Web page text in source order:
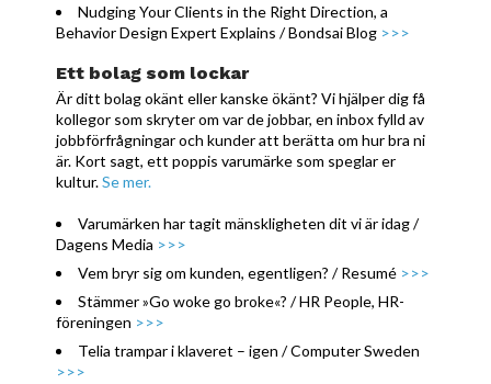
Nudging Your Clients in the Right Direction, a
Behavior Design Expert Explains / Bondsai Blog >>>
Ett bolag som lockar
Är ditt bolag okänt eller kanske ökänt? Vi hjälper dig få
kollegor som skryter om var de jobbar, en inbox fylld av
jobbförfrågningar och kunder att berätta om hur bra ni
är. Kort sagt, ett poppis varumärke som speglar er
kultur.Se mer.
Varumärken har tagit mänskligheten dit vi är idag /
Dagens Media >>>
Vem bryr sig om kunden, egentligen? / Resumé >>>
Stämmer »Go woke go broke«? / HR People, HR-
föreningen >>>
Telia trampar i klaveret – igen / Computer Sweden
>>>